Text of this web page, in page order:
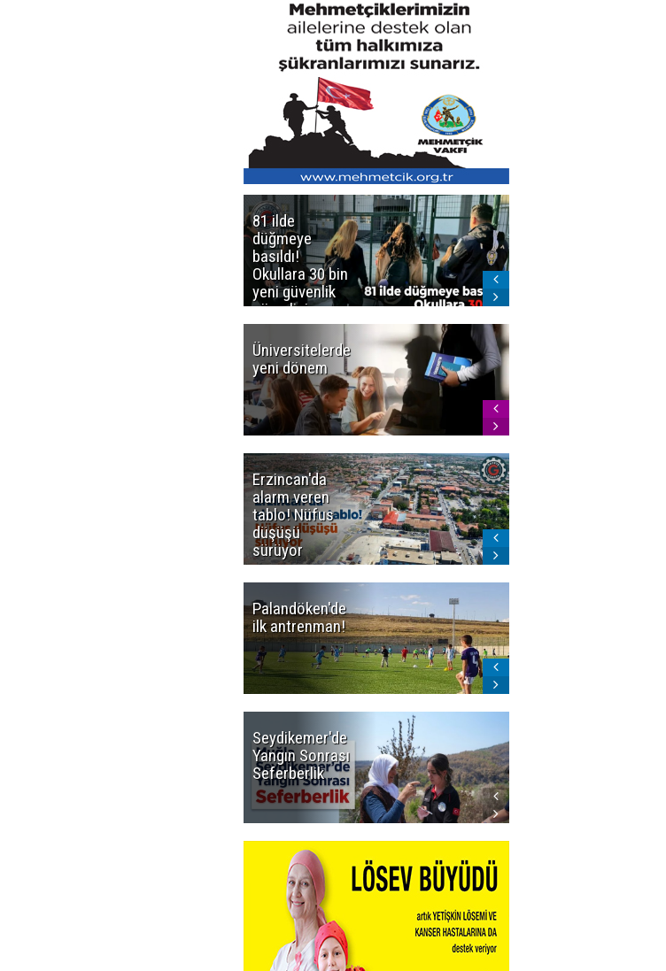
81 ilde
düğmeye
basıldı!
Okullara 30 bin
yeni güvenlik
görevlisi
Üniversitelerde
yeni dönem
Erzincan'da
alarm veren
tablo! Nüfus
düşüşü
sürüyor
Palandöken'de
ilk antrenman!
Seydikemer'de
Yangın Sonrası
Seferberlik